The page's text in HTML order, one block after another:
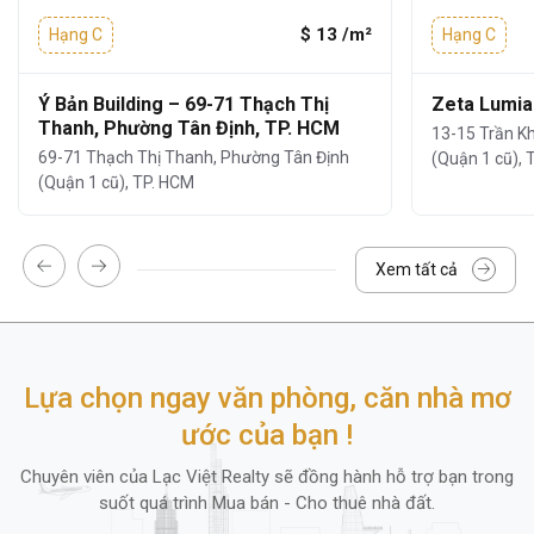
3. Tiện ích và dịch vụ
Tiện ích tòa nhà văn phòng cho thuê
Nguyễn Văn Thủkhông chỉ nổi bật với vị trí
và thiết kế mà còn được đánh giá cao nhờ
Hạng C $ 13 /m²
Ý Bản Building – 69-71 Thạch Thị
Thanh, Phường Tân Định, TP. HCM
69-71 Thạch Thị Thanh, Phường Tân Định
(Quận 1 cũ), TP. HCM
Hạng C
Zeta
13-15 Trần
(Quận 1 cũ),
Xem tất cả
Lựa chọn ngay văn phòng, căn nhà mơ
ước của bạn !
Chuyên viên của Lạc Việt Realty sẽ đồng hành hỗ trợ bạn trong
suốt quá trình Mua bán - Cho thuê nhà đất.